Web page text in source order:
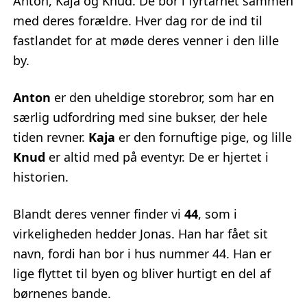
med deres forældre. Hver dag ror de ind til
fastlandet for at møde deres venner i den lille
by.
Anton er den uheldige storebror, som har en
særlig udfordring med sine bukser, der hele
tiden revner. Kaja er den fornuftige pige, og lille
Knud er altid med på eventyr. De er hjertet i
historien.
Blandt deres venner finder vi44, som i
virkeligheden hedder Jonas. Han har fået sit
navn, fordi han bor i hus nummer 44. Han er
lige flyttet til byen og bliver hurtigt en del af
børnenes bande.